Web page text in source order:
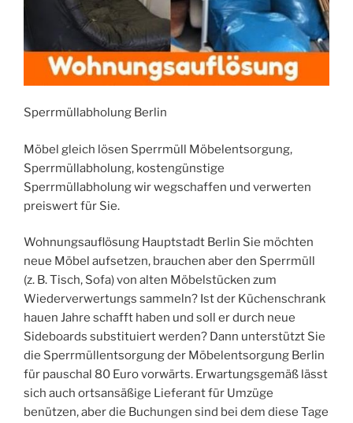
Sperrmüllabholung Berlin
Möbel gleich lösen Sperrmüll Möbelentsorgung,
Sperrmüllabholung, kostengünstige
Sperrmüllabholung wir wegschaffen und verwerten
preiswert für Sie.
Wohnungsauflösung Hauptstadt Berlin Sie möchten
neue Möbel aufsetzen, brauchen aber den Sperrmüll
(z. B. Tisch, Sofa) von alten Möbelstücken zum
Wiederverwertungs sammeln? Ist der Küchenschrank
hauen Jahre schafft haben und soll er durch neue
Sideboards substituiert werden? Dann unterstützt Sie
die Sperrmüllentsorgung der Möbelentsorgung Berlin
für pauschal 80 Euro vorwärts. Erwartungsgemäß lässt
sich auch ortsansäßige Lieferant für Umzüge
benützen, aber die Buchungen sind bei dem diese Tage